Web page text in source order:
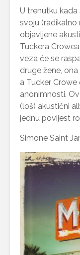
U trenutku
svoju (radikalno
objavljene
Tuckera
veza će se
druge žene,
a Tucker
anonimnosti.
(loš) akustični
jednu povijest
Simone Saint